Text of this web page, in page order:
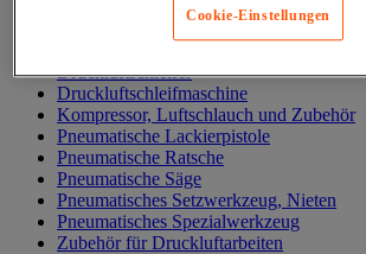
Druckluftdrehschlagschrauber und -bohrer
Druckluftschleifer
Druckluftschleifmaschine
Kompressor, Luftschlauch und Zubehör
Pneumatische Lackierpistole
Pneumatische Ratsche
Pneumatische Säge
Pneumatisches Setzwerkzeug, Nieten
Pneumatisches Spezialwerkzeug
Zubehör für Druckluftarbeiten
Cookie-Einstellungen